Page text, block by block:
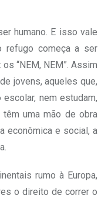
humano. E isso vale
refugo começa a ser
“NEM, NEM”. Assim
jovens, aqueles que,
nem estudam,
têm uma mão de obra
econômica e social, a
rumo à Europa,
o direito de correr o